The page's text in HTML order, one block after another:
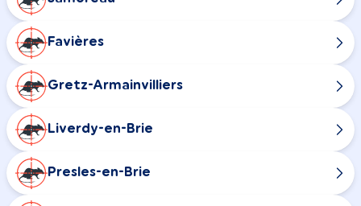
Favières
Gretz-Armainvilliers
Liverdy-en-Brie
Presles-en-Brie